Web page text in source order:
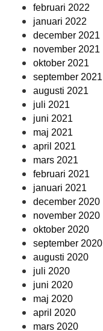
februari 2022
januari 2022
december 2021
november 2021
oktober 2021
september 2021
augusti 2021
juli 2021
juni 2021
maj 2021
april 2021
mars 2021
februari 2021
januari 2021
december 2020
november 2020
oktober 2020
september 2020
augusti 2020
juli 2020
juni 2020
maj 2020
april 2020
mars 2020